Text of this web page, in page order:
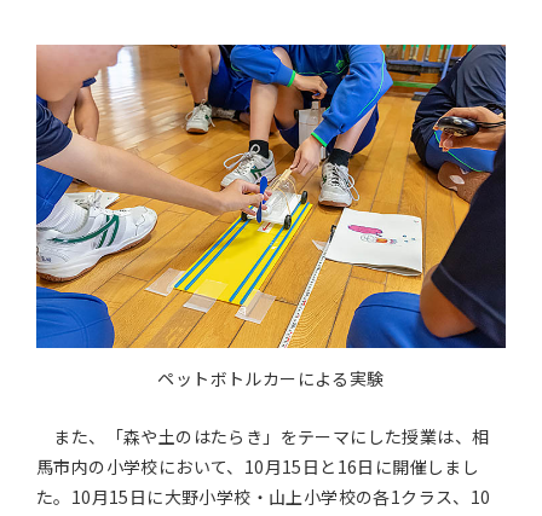
ペットボトルカーによる実験
また、「森や土のはたらき」をテーマにした授業は、相
馬市内の小学校において、10月15日と16日に開催しまし
た。10月15日に大野小学校・山上小学校の各1クラス、10